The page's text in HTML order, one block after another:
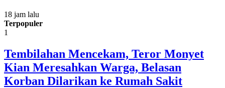
18 jam lalu
Terpopuler
1
Tembilahan Mencekam, Teror Monyet
Kian Meresahkan Warga, Belasan
Korban Dilarikan ke Rumah Sakit